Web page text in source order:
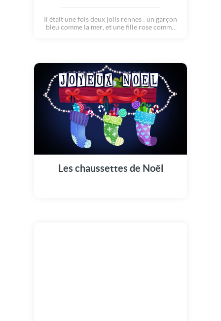
Il était une fois deux jolis rennes : un garçon
bleu comme la mer, et une fille rose comme
flocons étoilés, ces deux amoureux
s'embrassèrent. La magie de Noël fit le reste,
en dessinant dans le ciel un joli coeur rouge !
Joyeux Noël !
Les chaussettes de Noël